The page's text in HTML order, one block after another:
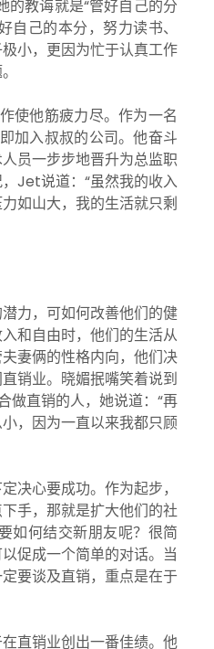
的教诲就是“管好自己的分
自己的本分，努力读书、
小，更因为忙于认真工作
使他筋疲力尽。作为一名
加入叔叔的公司。他奋斗
员一步步地晋升为总监职
Jet说道：“虽然我的收入
如山大，我的生活就只剩
力，可如何改善他们的健
和自由时，他们的生活从
妻俩的性格内向，他们决
销业。晓媚抿嘴笑着说到
做直销的人，她说道：“再
，因为一直以来我都只顾
决心要成功。作为起步，
手，那就是扩大他们的社
如何结交新朋友呢？很简
促成一个简单的对话。当
要谈及直销，重点是在于
直销业创出一番佳绩。他